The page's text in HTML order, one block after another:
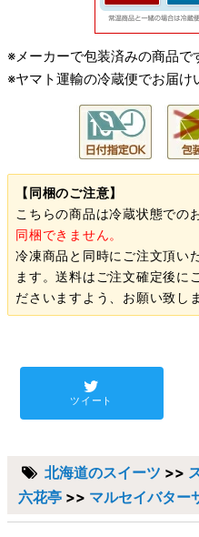
※メーカーで包装済みの商品で
※ヤマト運輸の冷蔵便でお届け
【同梱のご注意】
こちらの商品は冷蔵状態での
同梱できません。
冷凍商品と同時にご注文頂い
ます。送料はご注文確定後に
ださいますよう、お願い致し
ツイート
北海道のスイーツ >>
六花亭 >> マルセイバター